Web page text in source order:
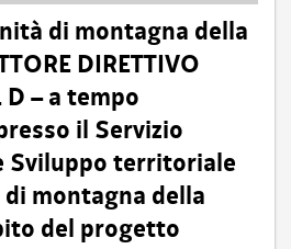
di montagna della
DIRETTIVO
D – a tempo
il Servizio
Sviluppo territoriale
montagna della
del progetto